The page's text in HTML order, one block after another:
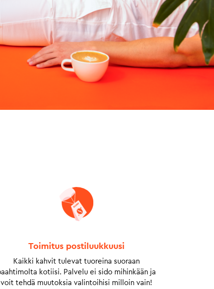
Toimitus postiluukkuusi
Kaikki kahvit tulevat tuoreina suoraan
kotiisi. Palvelu ei sido mihinkään ja
voit tehdä muutoksia valintoihisi milloin vain!